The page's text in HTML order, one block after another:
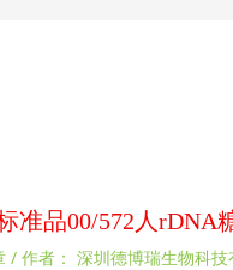
准品00/572人rDNA
/ 作者： 深圳德博瑞生物科技